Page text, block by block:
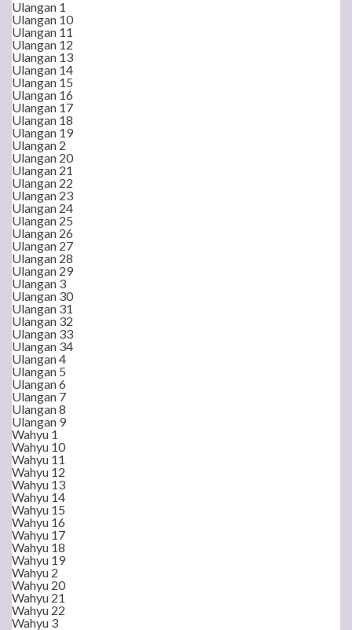
Ulangan 1
Ulangan 10
Ulangan 11
Ulangan 12
Ulangan 13
Ulangan 14
Ulangan 15
Ulangan 16
Ulangan 17
Ulangan 18
Ulangan 19
Ulangan 2
Ulangan 20
Ulangan 21
Ulangan 22
Ulangan 23
Ulangan 24
Ulangan 25
Ulangan 26
Ulangan 27
Ulangan 28
Ulangan 29
Ulangan 3
Ulangan 30
Ulangan 31
Ulangan 32
Ulangan 33
Ulangan 34
Ulangan 4
Ulangan 5
Ulangan 6
Ulangan 7
Ulangan 8
Ulangan 9
Wahyu 1
Wahyu 10
Wahyu 11
Wahyu 12
Wahyu 13
Wahyu 14
Wahyu 15
Wahyu 16
Wahyu 17
Wahyu 18
Wahyu 19
Wahyu 2
Wahyu 20
Wahyu 21
Wahyu 22
Wahyu 3